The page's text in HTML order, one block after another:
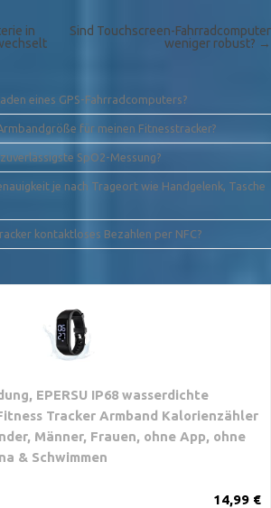
in
Sind Touchscreen-Fahrradcomputer
weniger robust? →
eines GPS-Fahrradcomputers?
für meinen Fitnesstracker?
SpO2-Messung?
je nach Trageort wie Handgelenk, Tasche
kontaktloses Bezahlen per NFC?
EPERSU IP68 wasserdichte
Tracker Armband Kalorienzähler
Männer, Frauen, ohne App, ohne
& Schwimmen
14,99 €